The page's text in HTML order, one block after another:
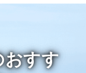
おすす